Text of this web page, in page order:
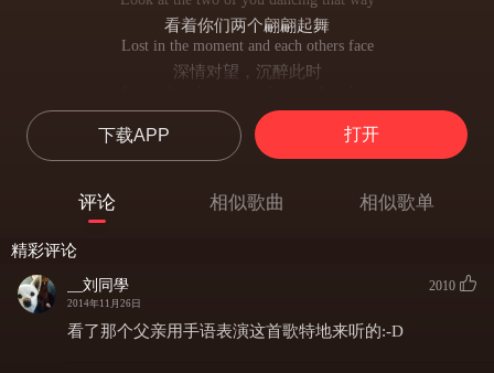
看着你们两个翩翩起舞
Lost in the moment and each others face
深情对望，沉醉此时
除了彼此，一切黯淡
Like there's nobody else in the world
没有周人打扰
不久前她拥有我就足够
Just so you know
下载APP 打开
评论 相似歌曲 相似歌单
精彩评论
__刘同學
2014年11月26日
2010
看了那个父亲用手语表演这首歌特地来听的:-D